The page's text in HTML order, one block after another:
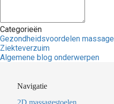
Categorieën
Gezondheidsvoordelen massage
Ziekteverzuim
Algemene blog onderwerpen
Navigatie